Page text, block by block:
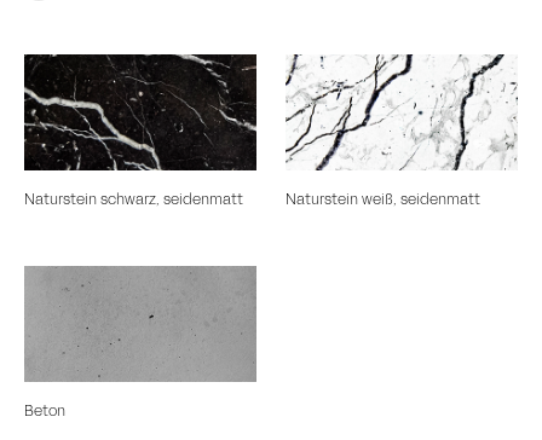
Naturstein schwarz, seidenmatt Naturstein weiß, seidenmatt
Beton